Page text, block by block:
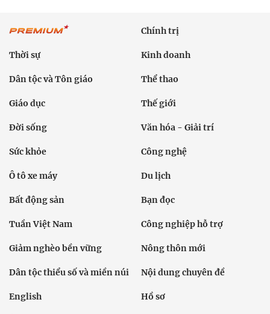
Chính trị
Thời sự Kinh doanh
Dân tộc và Tôn giáo Thể thao
Giáo dục Thế giới
Đời sống Văn hóa - Giải trí
Sức khỏe Công nghệ
Ô tô xe máy Du lịch
Bất động sản Bạn đọc
Tuần Việt Nam Công nghiệp hỗ trợ
Giảm nghèo bền vững Nông thôn mới
Dân tộc thiểu số và miền núi Nội dung chuyên đề
English Hồ sơ